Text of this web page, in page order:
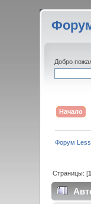
Добро
Начало
Форум
Страницы: [